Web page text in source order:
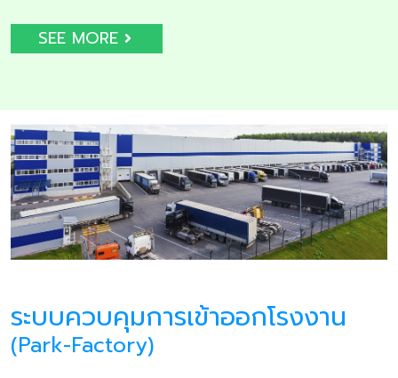
SEE MORE
ระบบควบคุมการเข้าออกโรงงาน
(Park-Factory)